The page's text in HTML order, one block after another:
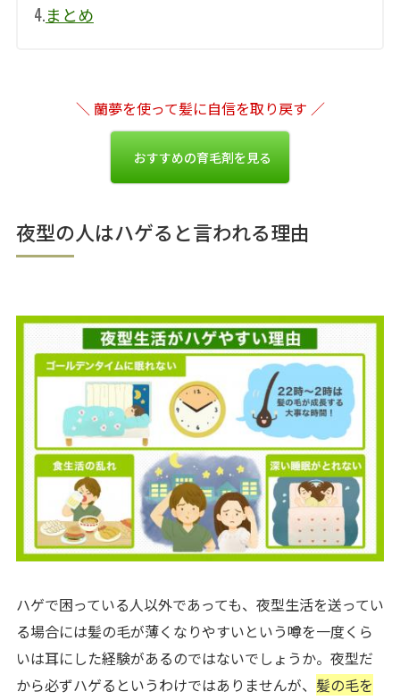
4.まとめ
＼ 蘭夢を使って髪に自信を取り戻す ／
おすすめの育毛剤を見る
夜型の人はハゲると言われる理由
ハゲで困っている人以外であっても、夜型生活を送ってい
る場合には髪の毛が薄くなりやすいという噂を一度くら
いは耳にした経験があるのではないでしょうか。夜型だ
から必ずハゲるというわけではありませんが、 髪の毛を